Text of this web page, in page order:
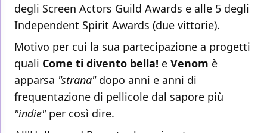
degli Screen Actors Guild Awards e alle 5 degli
Independent Spirit Awards (due vittorie).
Motivo per cui la sua partecipazione a progetti
quali Come ti divento bella! e Venom è
apparsa "strana"dopo anni e anni di
frequentazione di pellicole dal sapore più
"indie"per così dire.